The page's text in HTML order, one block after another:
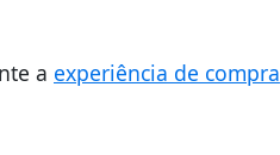
a experiência de compra